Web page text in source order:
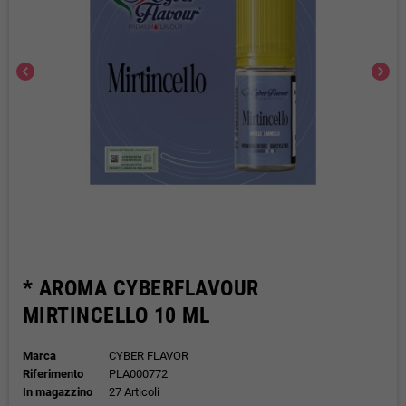
chevron_left chevron_right
* AROMA CYBERFLAVOUR
MIRTINCELLO 10 ML
Marca
CYBER FLAVOR
Riferimento
PLA000772
In magazzino
27 Articoli